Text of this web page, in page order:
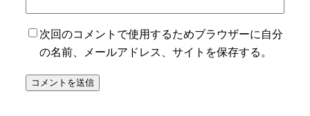
次回のコメントで使用するためブラウザーに自分
の名前、メールアドレス、サイトを保存する。